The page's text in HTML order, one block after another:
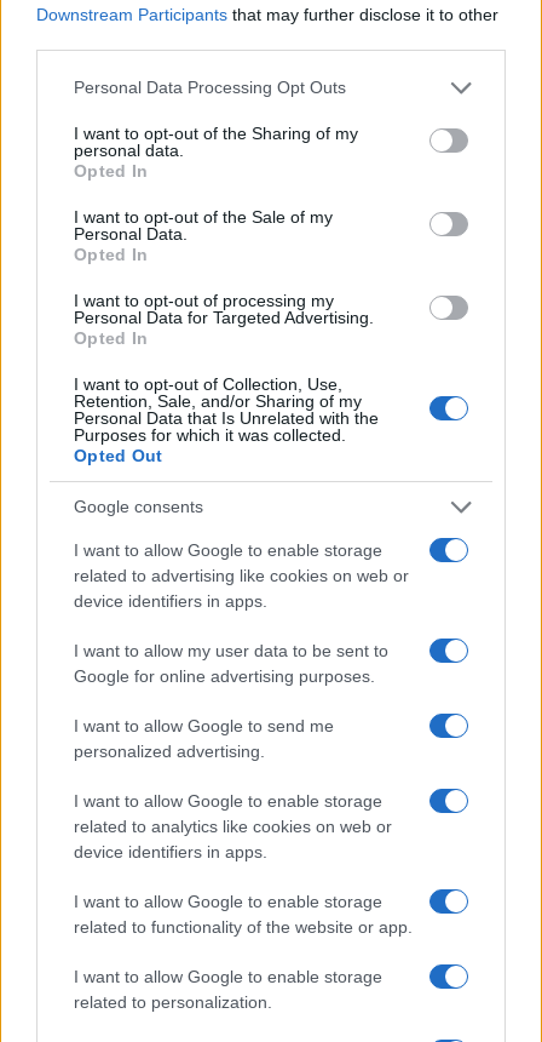
Downstream Participants that may further disclose it to other
Please note that this website/app uses one or more Google
not limited to your visit or usage behaviour. You may click to
grant or deny consent to Google and its third-party tags to
use your data for below specified purposes in below Google
consent section.
Personal Data Processing Opt Outs
I want to opt-out of the Sharing of my
personal data.
Opted In
I want to opt-out of the Sale of my
Personal Data.
Opted In
I want to opt-out of processing my
Personal Data for Targeted Advertising.
Opted In
I want to opt-out of Collection, Use,
Retention, Sale, and/or Sharing of my
Personal Data that Is Unrelated with the
Purposes for which it was collected.
Opted Out
Google consents
I want to allow Google to enable storage
related to advertising like cookies on web or
device identifiers in apps.
I want to allow my user data to be sent to
Google for online advertising purposes.
I want to allow Google to send me
personalized advertising.
I want to allow Google to enable storage
related to analytics like cookies on web or
device identifiers in apps.
I want to allow Google to enable storage
related to functionality of the website or app.
I want to allow Google to enable storage
related to personalization.
Notizie in tempo reale?
GalluraOggi.it
Condividi l'articolo
F
a
ce
b
o
o
k
T
w
it
te
r
Pi
n
te
re
st
W
h
at
s
A
p
p
S
h
a
Articolo precedente
Prossimo articolo
Olbia, le previsioni meteo per lunedì 10 agosto
2026
Le ultime offerte di lavoro a Olbia e in Gallura
Cumuli di rifiuti a Santa Teresa Gallura, la